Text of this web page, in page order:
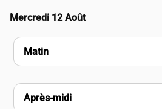
Mercredi 12 Août
Matin
Après-midi